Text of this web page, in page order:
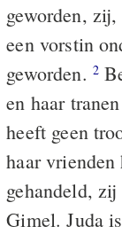
geworden,
een vorstin
geworden. 2
en haar
heeft geen
haar
gehandeld,
Gimel. Juda